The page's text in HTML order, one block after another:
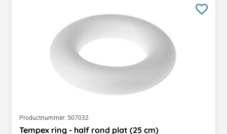
Productnummer: 507032
Tempex ring - half rond plat (25 cm)